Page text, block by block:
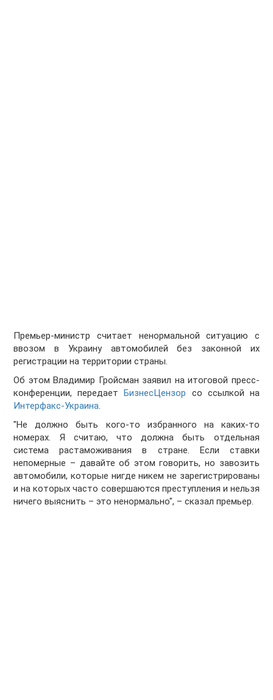
Премьер-министр считает ненормальной ситуацию с
ввозом в Украину автомобилей без законной их
регистрации на территории страны.
Об этом Владимир Гройсман заявил на итоговой пресс-
конференции, передаетБизнесЦензор со ссылкой на
Интерфакс-Украина.
"Не должно быть кого-то избранного на каких-то
номерах. Я считаю, что должна быть отдельная
система растаможивания в стране. Если ставки
непомерные – давайте об этом говорить, но завозить
автомобили, которые нигде никем не зарегистрированы
и на которых часто совершаются преступления и нельзя
ничего выяснить – это ненормально", – сказал премьер.